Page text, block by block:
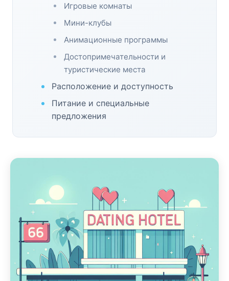
Игровые комнаты
Мини-клубы
Анимационные программы
Достопримечательности и
туристические места
Расположение и доступность
Питание и специальные
предложения